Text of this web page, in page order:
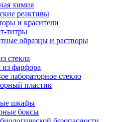
химия
реактивы
и красители
титры
образцы и растворы
стекла
из фарфора
лабораторное стекло
пластик
шкафы
боксы